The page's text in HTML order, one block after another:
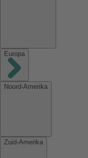
Europa
Noord-Amerika
Zuid-Amerika